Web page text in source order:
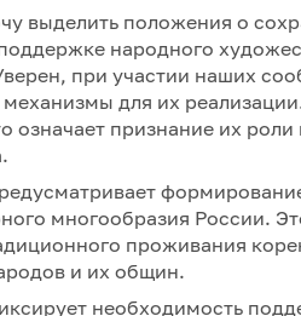
выделить положения о
народного
при участии наших
для их
означает признание их
многообразия России.
проживания
и их общин.
необходимость